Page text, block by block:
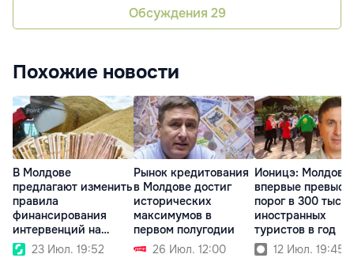
Обсуждения 29
Похожие новости
В Молдове
предлагают изменить
правила
финансирования
интервенций на
аграрном рынке
23 Июл. 19:52
Рынок кредитования
в Молдове достиг
исторических
максимумов в
первом полугодии
26 Июл. 12:00
Ионицэ: Молдова
впервые
порог в 300 тысяч
иностранных
туристов в год
12 Июл. 19:45